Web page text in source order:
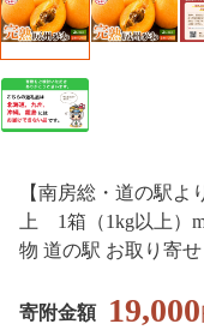
【南房総・道の駅
上 1箱（1kg以上）
物 道の駅 お取り寄せ
寄附金額 19,000